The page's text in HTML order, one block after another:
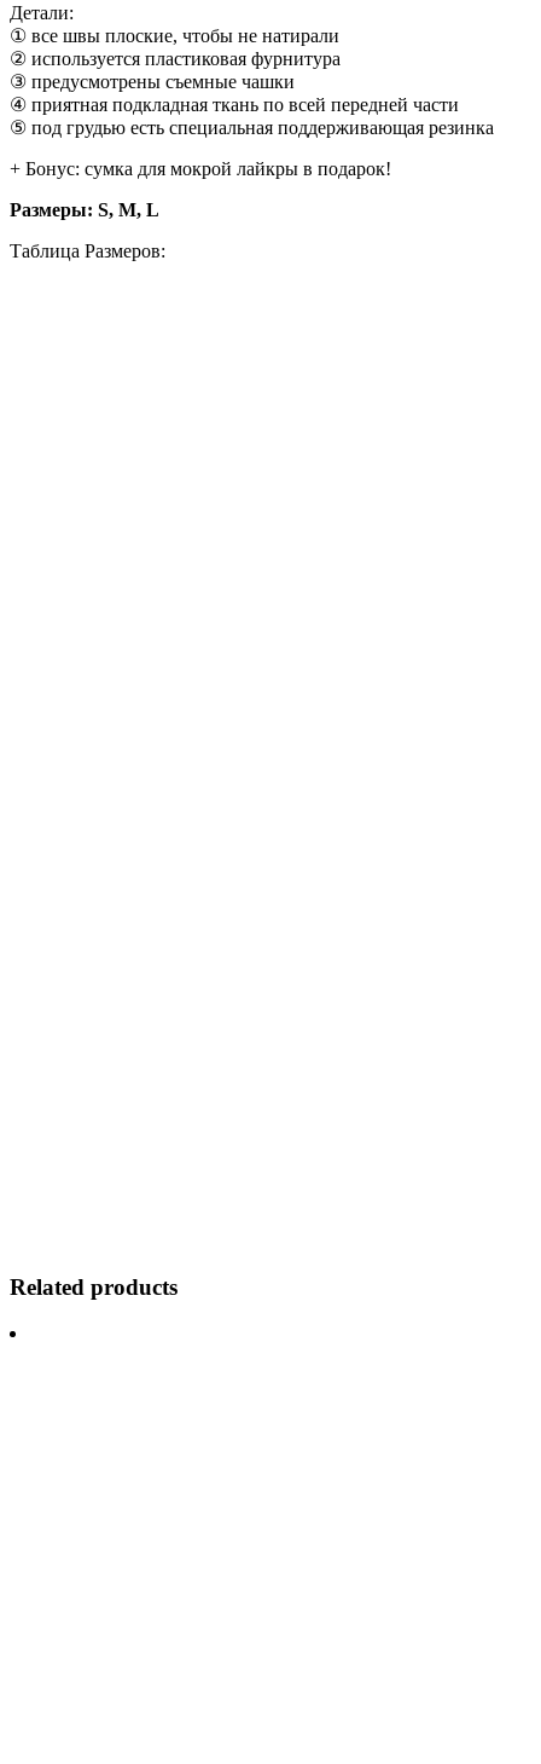
Детали:
① все швы плоские, чтобы не натирали
② используется пластиковая фурнитура
③ предусмотрены съемные чашки
④ приятная подкладная ткань по всей передней части
⑤ под грудью есть специальная поддерживающая резинка
+ Бонус: сумка для мокрой лайкры в подарок!
Размеры: S, M, L
Таблица Размеров:
Related products